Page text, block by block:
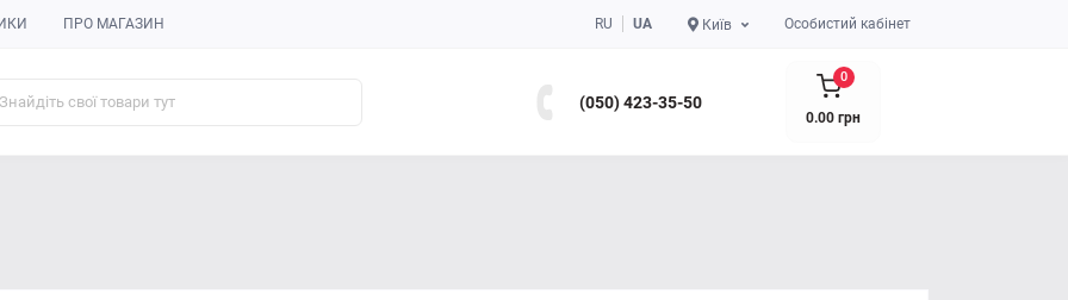
ПРО МАГАЗИН RU UA Київ Особистий кабінет
(050) 423-35-50
0
0.00 грн